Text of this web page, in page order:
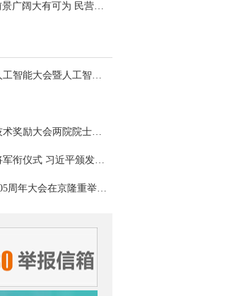
习近平：民营经济发展前景广阔大有可为 民营企业和民营企业家大显身手正当其时
习近平出席2026世界人工智能大会暨人工智能全球治理高级别会议开幕式并发表主旨讲话
习近平出席国家科学技术奖励大会两院院士大会中国科协第十一次全国代表大会并发表重要讲话
中央军委举行晋升上将军衔仪式 习近平颁发命令状并向晋衔的军官表示祝贺
庆祝中国共产党成立105周年大会在京隆重举行 习近平发表重要讲话